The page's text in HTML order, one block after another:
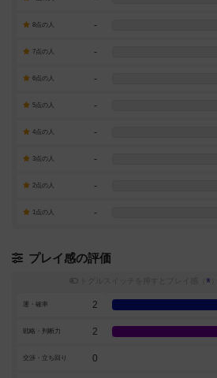
8点の人 -
7点の人 -
6点の人 -
5点の人 -
4点の人 -
3点の人 -
2点の人 -
1点の人 -
プレイ感の評価
※
運・確率 2
戦略・判断力 2
交渉・立ち回り 0